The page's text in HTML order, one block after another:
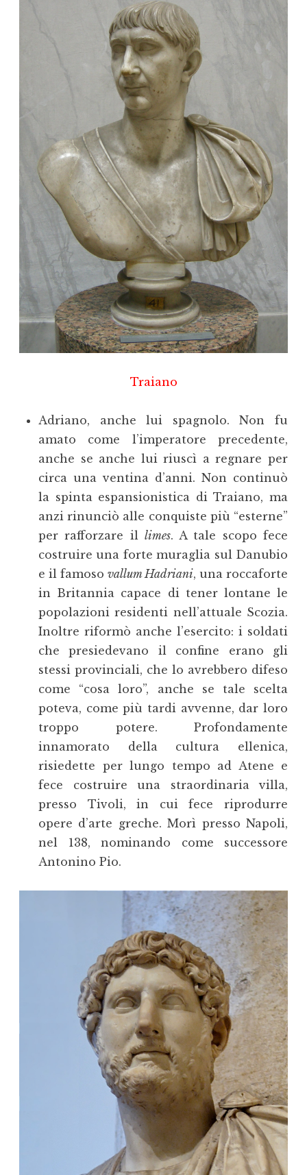
Traiano
Adriano, anche lui spagnolo. Non fu
amato come l’imperatore precedente,
anche se anche lui riuscì a regnare per
circa una ventina d’anni. Non continuò
la spinta espansionistica di Traiano, ma
anzi rinunciò alle conquiste più “esterne”
per rafforzare il limes. A tale scopo fece
costruire una forte muraglia sul Danubio
e il famoso vallum Hadriani, una roccaforte
in Britannia capace di tener lontane le
popolazioni residenti nell’attuale Scozia.
Inoltre riformò anche l’esercito: i soldati
che presiedevano il confine erano gli
stessi provinciali, che lo avrebbero difeso
come “cosa loro”, anche se tale scelta
poteva, come più tardi avvenne, dar loro
troppo potere. Profondamente
innamorato della cultura ellenica,
risiedette per lungo tempo ad Atene e
fece costruire una straordinaria villa,
presso Tivoli, in cui fece riprodurre
opere d’arte greche. Morì presso Napoli,
nel 138, nominando come successore
Antonino Pio.